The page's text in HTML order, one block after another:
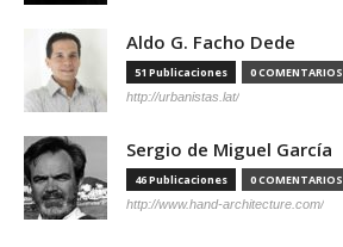
Aldo G. Facho Dede
51 Publicaciones 0 COMENTARIOS
http://urbanistas.lat/
Sergio de Miguel García
46 Publicaciones 0 COMENTARIOS
http://www.hand-architecture.com/